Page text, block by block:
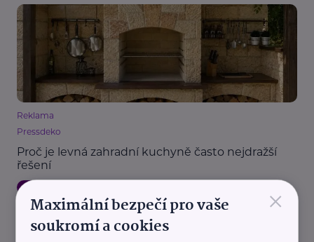
Reklama
Pressdeko
Proč je levná zahradní kuchyně často nejdražší
řešení
Bydlení, domácnost ×
Maximální bezpečí pro vaše
soukromí a cookies